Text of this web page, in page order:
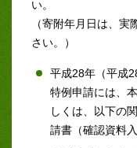
い。
（寄附年月日は、
さい。）
平成28年（平成
特例申請には、
しくは、以下の
請書（確認資料